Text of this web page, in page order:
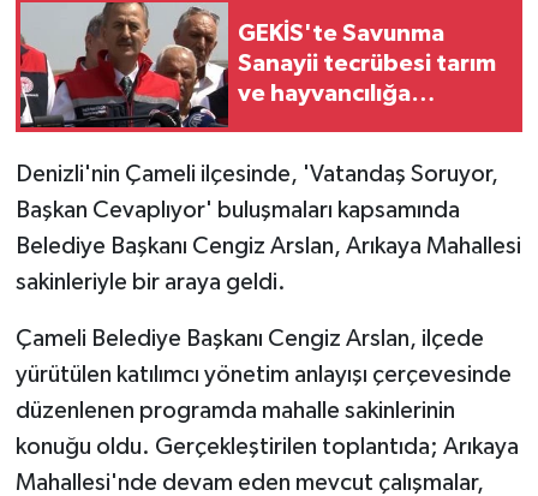
GEKİS'te Savunma
Sanayii tecrübesi tarım
ve hayvancılığa
Denizli'nin Çameli ilçesinde, 'Vatandaş Soruyor,
Başkan Cevaplıyor' buluşmaları kapsamında
Belediye Başkanı Cengiz Arslan, Arıkaya Mahallesi
sakinleriyle bir araya geldi.
Çameli Belediye Başkanı Cengiz Arslan, ilçede
yürütülen katılımcı yönetim anlayışı çerçevesinde
düzenlenen programda mahalle sakinlerinin
konuğu oldu. Gerçekleştirilen toplantıda; Arıkaya
Mahallesi'nde devam eden mevcut çalışmalar,